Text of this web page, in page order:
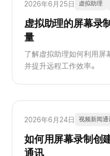
2026年6月25日 虚拟助理
虚拟助理的屏幕录
量
了解虚拟助理如何利用屏
并提升远程工作效率。
2026年6月24日 视频新闻通
如何用屏幕录制创
通讯